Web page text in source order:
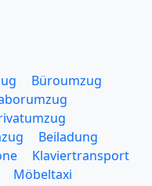
Büroumzug
Beiladung
Klaviertransport
Möbeltaxi